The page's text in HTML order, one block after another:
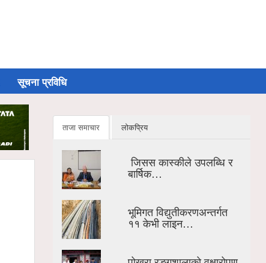
सूचना प्रविधि
ताजा समाचार लोकप्रिय
जिसस कास्कीले उपलब्धि र
बार्षिक…
भूमिगत विद्युतीकरणअन्तर्गत
११ केभी लाइन…